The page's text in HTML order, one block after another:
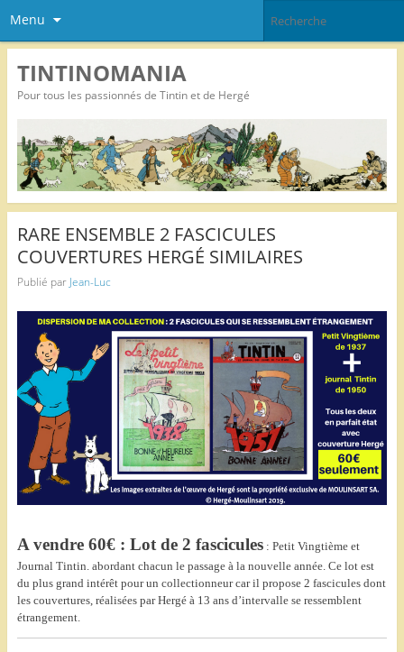
Menu
TINTINOMANIA
Pour tous les passionnés de Tintin et de Hergé
RARE ENSEMBLE 2 FASCICULES
COUVERTURES HERGÉ SIMILAIRES
Publié par Jean-Luc
A vendre 60€ : Lot de 2 fascicules: Petit Vingtième et
Journal Tintin. abordant chacun le passage à la nouvelle année. Ce lot est
du plus grand intérêt pour un collectionneur car il propose 2 fascicules dont
les couvertures, réalisées par Hergé à 13 ans d’intervalle se ressemblent
étrangement.